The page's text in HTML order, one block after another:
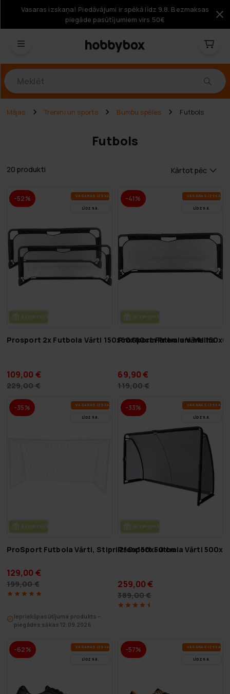
Vasaras izskaņa! Piedāvājumi ir spēkā līdz 9.8. Bezmaksas
piegāde pasūtījumiem virs 50€
Mājas Treniņi un sports Bumbu spēles Futbols
Futbols
20 produkti Kārtot pēc
-52% VA­SA­RAS IZ­SKA­ŅA
LĪDZ 9.8.
BEZ­MAK­SAS PIE­GĀ­DE
Prosport 2x Futbola Vārti 150x60x60cm Premium Melna
109,00 €
229,00 €
-41% VA­SA­RAS IZ­SKA­ŅA
LĪDZ 9.8.
BEZ­MAK­SAS PIE­GĀ­DE
ProSport Futbola Vārti
69,90 €
119,00 €
-35% VA­SA­RAS IZ­SKA­ŅA
LĪDZ 9.8.
BEZ­MAK­SAS PIE­GĀ­DE
ProSport Futbola Vārti, Stipri 210x150x50 cm
129,00 €
199,00 €
Iepriekšpasūtījuma produkts –
piegādes sākas 12.09.2026
-33% VA­SA­RAS IZ­SKA­ŅA
LĪDZ 9.8.
BEZ­MAK­SAS PIE­GĀ­DE
Prosport Futbola Vārti
259,00 €
389,00 €
-62% VA­SA­RAS IZ­SKA­ŅA
LĪDZ 9.8.
-57% VA­SA­RAS IZ­SKA­ŅA
LĪDZ 9.8.